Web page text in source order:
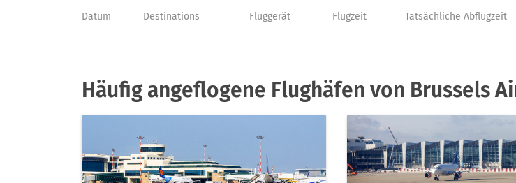
Datum Destinations Fluggerät Flugzeit Tatsächliche Abflugzeit
Häufig angeflogene Flughäfen von Brussels